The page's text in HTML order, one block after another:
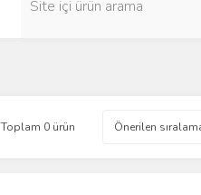
Toplam 0 ürün